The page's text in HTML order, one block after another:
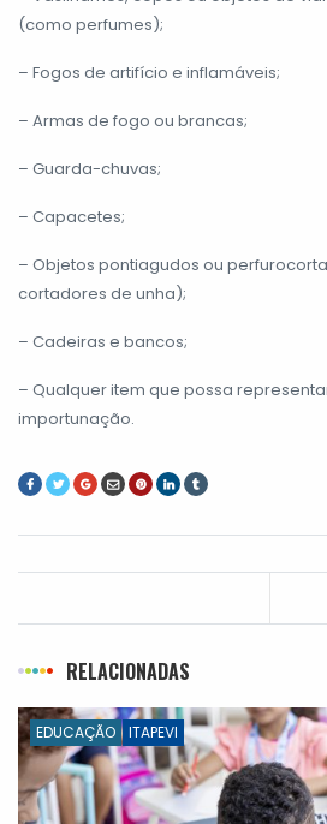
(como perfumes);
– Fogos de artifício e inflamáveis;
– Armas de fogo ou brancas;
– Guarda-chuvas;
– Capacetes;
– Objetos pontiagudos ou
cortadores de unha);
– Cadeiras e bancos;
– Qualquer item que possa
importunação.
RELACIONADAS
EDUCAÇÃO ITAPEVI